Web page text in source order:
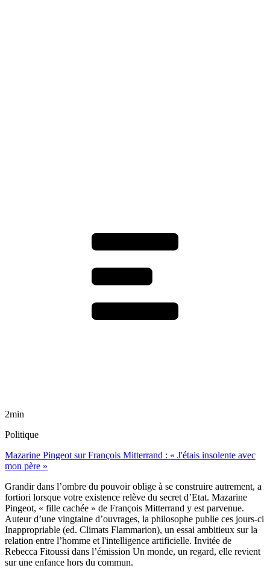
2min
Politique
Mazarine Pingeot sur François Mitterrand : « J'étais insolente avec
mon père »
Grandir dans l’ombre du pouvoir oblige à se construire autrement, a
fortiori lorsque votre existence relève du secret d’Etat. Mazarine
Pingeot, « fille cachée » de François Mitterrand y est parvenue.
Auteur d’une vingtaine d’ouvrages, la philosophe publie ces jours-ci
Inappropriable (ed. Climats Flammarion), un essai ambitieux sur la
relation entre l’homme et l'intelligence artificielle. Invitée de
Rebecca Fitoussi dans l’émission Un monde, un regard, elle revient
sur une enfance hors du commun.